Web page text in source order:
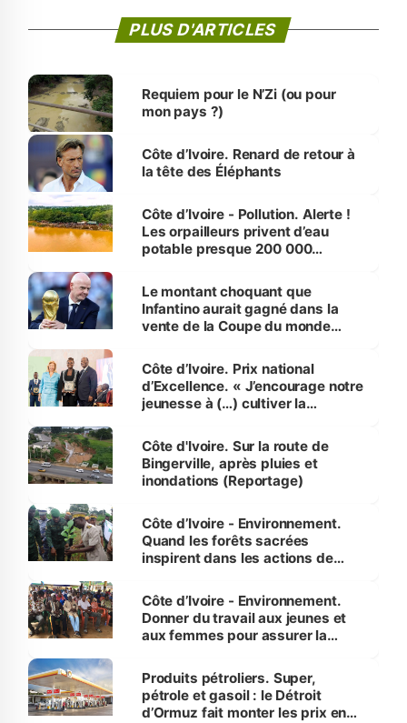
PLUS D'ARTICLES
Requiem pour le N’Zi (ou pour
mon pays ?)
Côte d’Ivoire. Renard de retour à
la tête des Éléphants
Côte d’Ivoire - Pollution. Alerte !
Les orpailleurs privent d’eau
potable presque 200 000
Le montant choquant que
Infantino aurait gagné dans la
vente de la Coupe du monde
Côte d’Ivoire. Prix national
d’Excellence. « J’encourage notre
jeunesse à (…) cultiver la
(Alassane Ouattara
Côte d'Ivoire. Sur la route de
Bingerville, après pluies et
inondations (Reportage)
Côte d’Ivoire - Environnement.
Quand les forêts sacrées
inspirent dans les actions de
Côte d’Ivoire - Environnement.
Donner du travail aux jeunes et
aux femmes pour assurer la
menacées
Produits pétroliers. Super,
pétrole et gasoil : le Détroit
d’Ormuz fait monter les prix en